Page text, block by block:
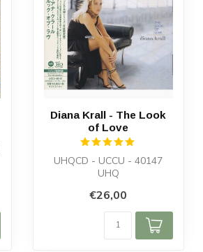
Diana Krall - The Look
of Love
UHQCD - UCCU - 40147
UHQ
€26,00